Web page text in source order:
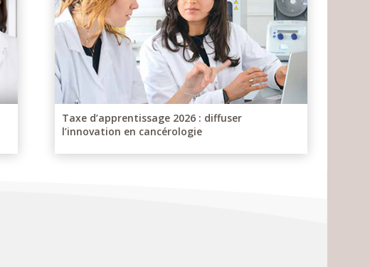
Taxe d’apprentissage 2026 : diffuser
l’innovation en cancérologie